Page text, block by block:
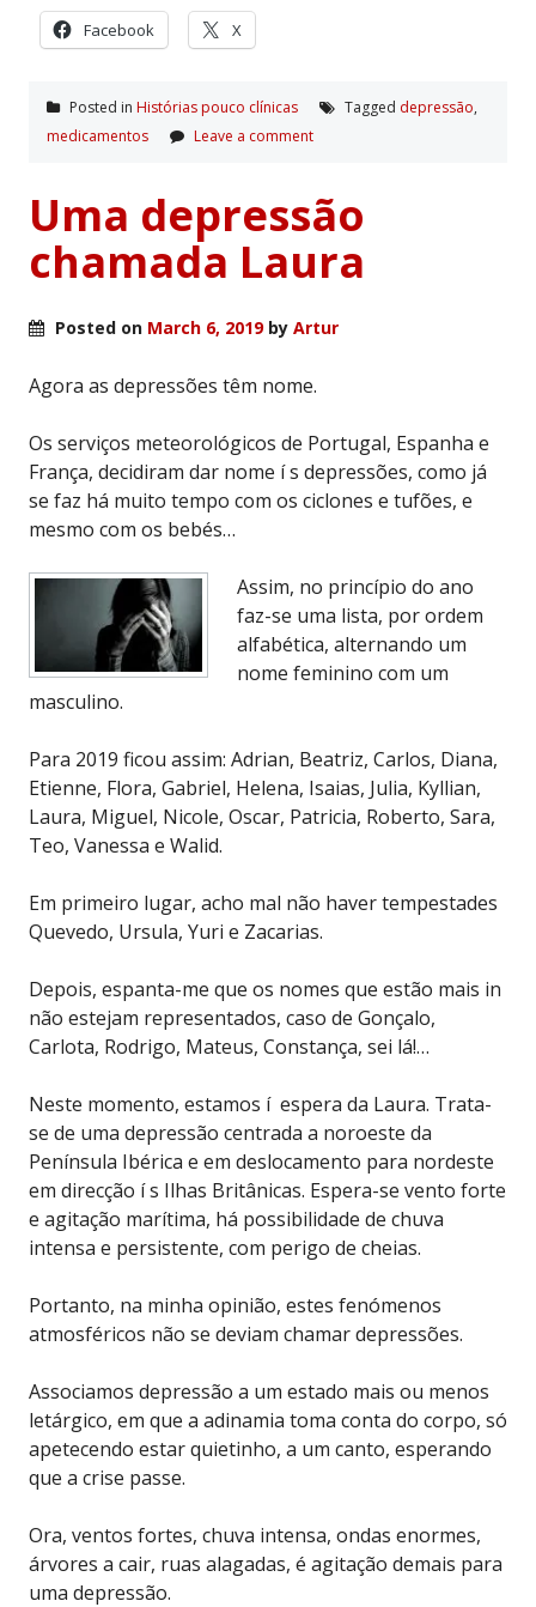
Facebook X
Posted in Histórias pouco clí­nicas Tagged depressão,
medicamentos
Leave a comment
Uma depressão
chamada Laura
Posted on March 6, 2019by Artur
Agora as depressões têm nome.
Os serviços meteorológicos de Portugal, Espanha e
França, decidiram dar nome í s depressões, como já
se faz há muito tempo com os ciclones e tufões, e
mesmo com os bebés…
Assim, no princípio do ano
faz-se uma lista, por ordem
alfabética, alternando um
nome feminino com um
masculino.
Para 2019 ficou assim: Adrian, Beatriz, Carlos, Diana,
Etienne, Flora, Gabriel, Helena, Isaias, Julia, Kyllian,
Laura, Miguel, Nicole, Oscar, Patricia, Roberto, Sara,
Teo, Vanessa e Walid.
Em primeiro lugar, acho mal não haver tempestades
Quevedo, Ursula, Yuri e Zacarias.
Depois, espanta-me que os nomes que estão mais in
não estejam representados, caso de Gonçalo,
Carlota, Rodrigo, Mateus, Constança, sei lá!…
Neste momento, estamos í espera da Laura. Trata-
se de uma depressão centrada a noroeste da
Península Ibérica e em deslocamento para nordeste
em direcção í s Ilhas Britânicas. Espera-se vento forte
e agitação marítima, há possibilidade de chuva
intensa e persistente, com perigo de cheias.
Portanto, na minha opinião, estes fenómenos
atmosféricos não se deviam chamar depressões.
Associamos depressão a um estado mais ou menos
letárgico, em que a adinamia toma conta do corpo, só
apetecendo estar quietinho, a um canto, esperando
que a crise passe.
Ora, ventos fortes, chuva intensa, ondas enormes,
árvores a cair, ruas alagadas, é agitação demais para
uma depressão.